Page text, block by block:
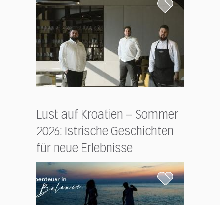
Lust auf Kroatien – Sommer
2026: Istrische Geschichten
für neue Erlebnisse